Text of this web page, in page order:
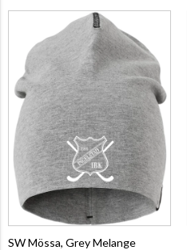
SW Mössa, Grey Melange